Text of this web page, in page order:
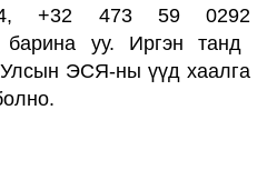
,
+32 473 59 0292
барина уу. Иргэн танд
ЭСЯ-ны үүд хаалга